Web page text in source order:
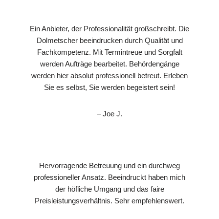
Ein Anbieter, der Professionalität großschreibt. Die
Dolmetscher beeindrucken durch Qualität und
Fachkompetenz. Mit Termintreue und Sorgfalt
werden Aufträge bearbeitet. Behördengänge
werden hier absolut professionell betreut. Erleben
Sie es selbst, Sie werden begeistert sein!
– Joe J.
Hervorragende Betreuung und ein durchweg
professioneller Ansatz. Beeindruckt haben mich
der höfliche Umgang und das faire
Preisleistungsverhältnis. Sehr empfehlenswert.